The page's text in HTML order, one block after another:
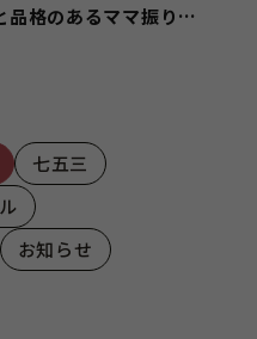
品格のあるママ振りを
七五三
お知らせ